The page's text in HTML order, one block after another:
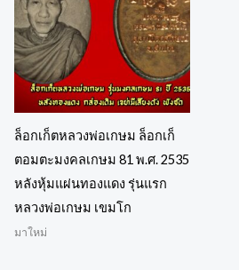
ล็อกเก็ตหลวงพ่อเกษม ล็อกเก็
ตอมตะมงคลเกษม 81 พ.ศ. 2535
หลังหุ้มแผ่นทองแดง รุ่นแรก
หลวงพ่อเกษม เขมโก
มาใหม่